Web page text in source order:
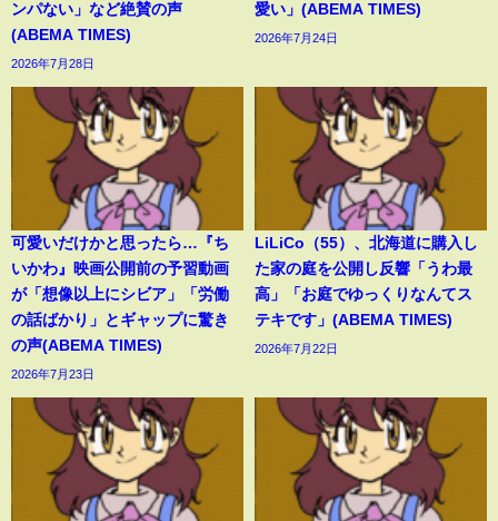
ンパない」など絶賛の声
(ABEMA TIMES)
2026年7月28日
愛い」(ABEMA TIMES)
2026年7月24日
可愛いだけかと思ったら…『ち
いかわ』映画公開前の予習動画
が「想像以上にシビア」「労働
の話ばかり」とギャップに驚き
の声(ABEMA TIMES)
2026年7月23日
LiLiCo（55）、北海道に購入し
た家の庭を公開し反響「うわ最
高」「お庭でゆっくりなんてス
テキです」(ABEMA TIMES)
2026年7月22日